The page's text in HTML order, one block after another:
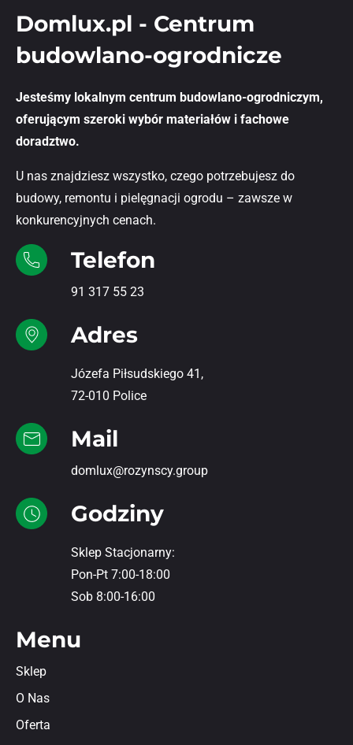
Domlux.pl - Centrum
budowlano-ogrodnicze
Jesteśmy lokalnym centrum budowlano-ogrodniczym,
oferującym szeroki wybór materiałów i fachowe
doradztwo.
U nas znajdziesz wszystko, czego potrzebujesz do
budowy, remontu i pielęgnacji ogrodu – zawsze w
konkurencyjnych cenach.
Telefon
91 317 55 23
Adres
Józefa Piłsudskiego 41,
72-010 Police
Mail
domlux@rozynscy.group
Godziny
Sklep Stacjonarny:
Pon-Pt 7:00-18:00
Sob 8:00-16:00
Menu
Sklep
O Nas
Oferta